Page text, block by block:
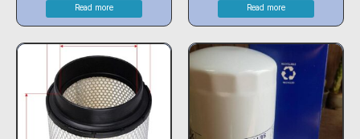
Read more
Read more